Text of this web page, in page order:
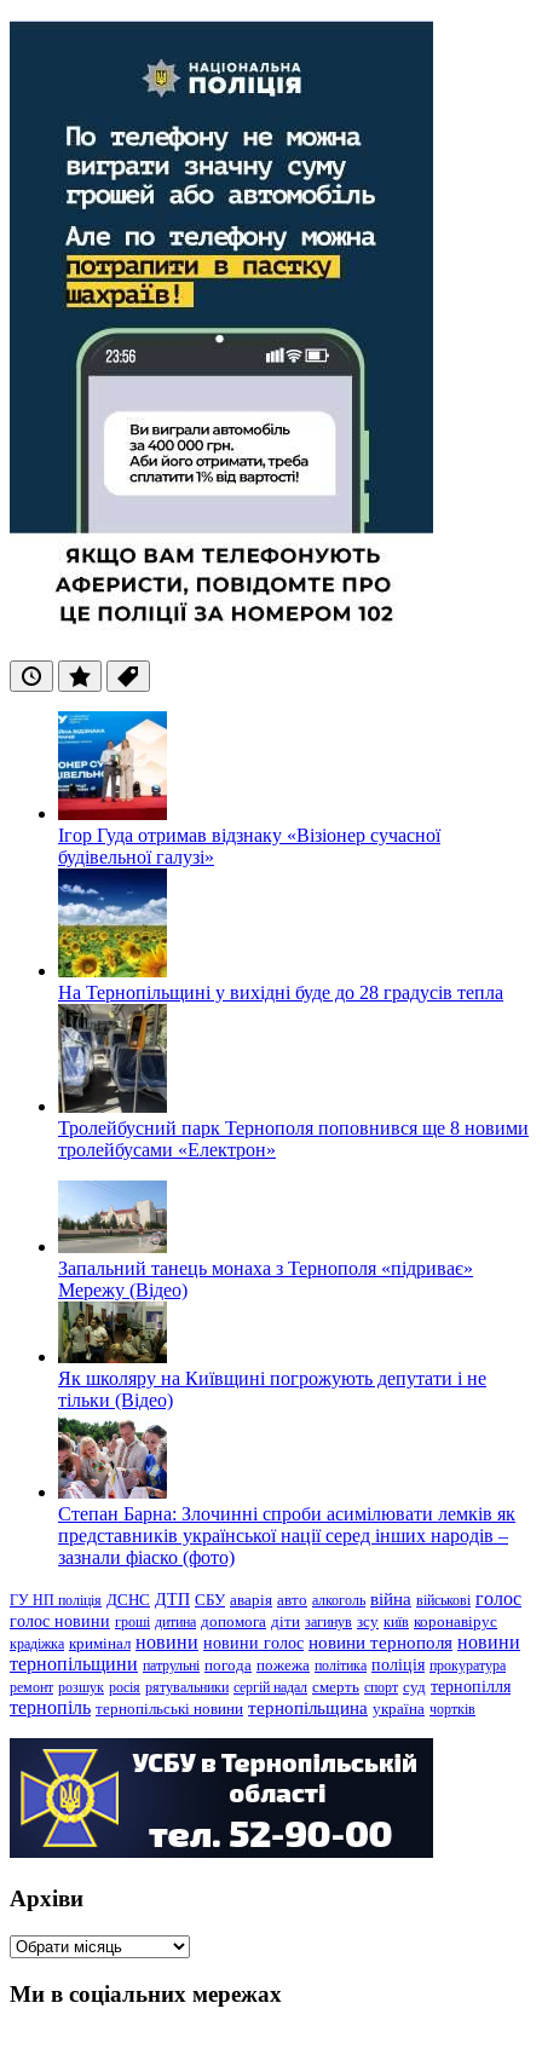
ОстанніПопулярні
Теги
Ігор Гуда отримав відзнаку «Візіонер сучасної
будівельної галузі»
На Тернопільщині у вихідні буде до 28 градусів тепла
Тролейбусний парк Тернополя поповнився ще 8 новими
тролейбусами «Електрон»
Запальний танець монаха з Тернополя «підриває»
Мережу (Відео)
Як школяру на Київщині погрожують депутати і не
тільки (Відео)
Степан Барна: Злочинні спроби асимілювати лемків як
представників української нації серед інших народів –
зазнали фіаско (фото)
ГУ НП поліція ДСНС ДТП СБУ аварія авто алкоголь війна військові голос
голос новини гроші дитина допомога діти загинув зсу київ коронавірус
крадіжка кримінал новини новини голос новини тернополя новини
тернопільщини патрульні погода пожежа політика поліція прокуратура
ремонт розшук росія рятувальники сергій надал смерть спорт суд тернопілля
тернопіль тернопільські новини тернопільщина україна чортків
Архіви
Архіви
Ми в соціальних мережах